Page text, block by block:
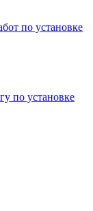
по установке
по установке